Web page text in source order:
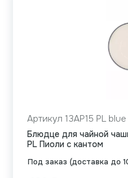
Под заказ (доставка до
Артикул 13AP15 PL blue
Блюдце для чайной
PL Пиоли с кантом